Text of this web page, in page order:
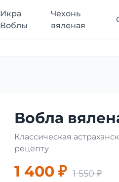
Икра
Воблы
Чехонь
вяленая
Вобла
Классическая
рецепту
1 400 ₽ 1 550 ₽